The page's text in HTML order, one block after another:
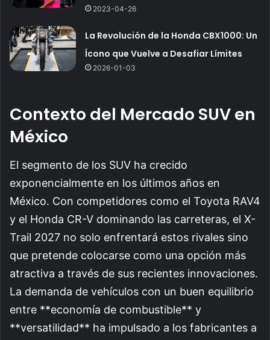
2023-04-26
La Revolución de la Honda CBX1000: Un
Ícono que Vuelve a Desafiar Límites
2026-01-03
Contexto del Mercado SUV en
México
El segmento de los SUV ha crecido
exponencialmente en los últimos años en
México. Con competidores como el Toyota RAV4
y el Honda CR-V dominando las carreteras, el X-
Trail 2027 no solo enfrentará estos rivales sino
que pretende colocarse como una opción más
atractiva a través de sus recientes innovaciones.
La demanda de vehículos con un buen equilibrio
entre **economía de combustible** y
**versatilidad** ha impulsado a los fabricantes a